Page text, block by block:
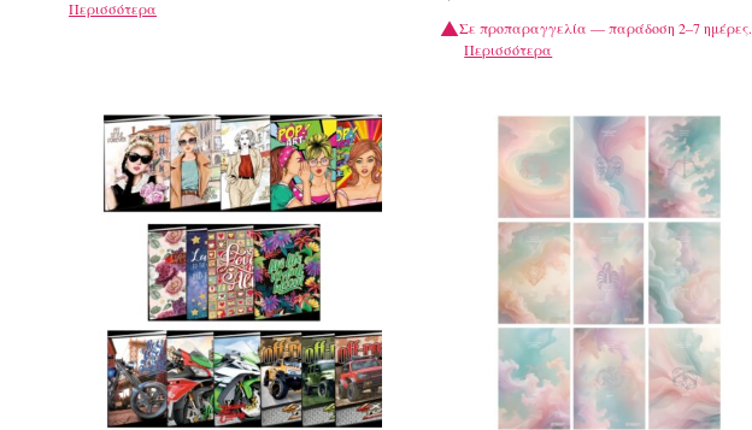
Περισσότερα
Σε προπαραγγελία — παράδοση 2–7 ημέρες.
Περισσότερα